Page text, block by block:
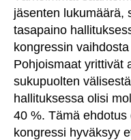
jäsenten lukumäärä,
tasapaino
kongressin
Pohjoismaat yrittivät
sukupuolten
hallituksessa olisi
40 %. Tämä
kongressi hyväksyy